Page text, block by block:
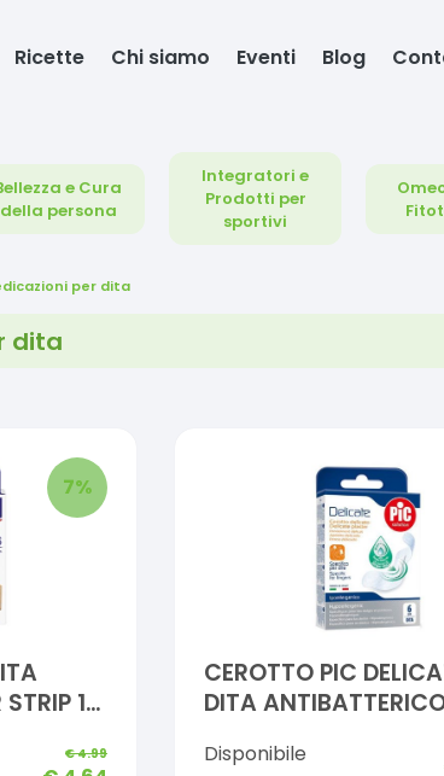
Ricette Chi siamo Eventi Blog
e Cura
della persona
Integratori e
Prodotti per
sportivi
per dita
dita
7%
16
€4.99
CEROTTO PIC
DITA
Disponibile